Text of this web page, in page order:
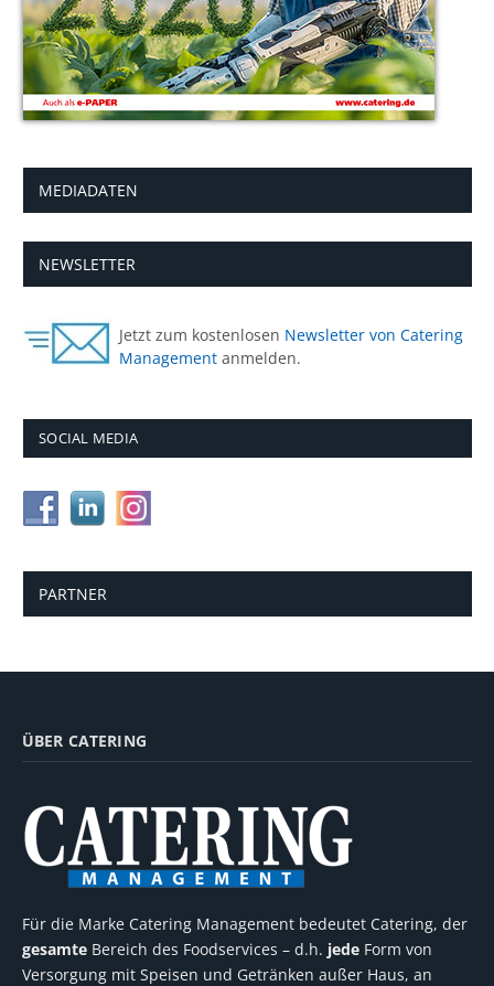
MEDIADATEN
NEWSLETTER
Jetzt zum kostenlosen Newsletter von Catering
Management anmelden.
SOCIAL MEDIA
PARTNER
ÜBER CATERING
Für die Marke Catering Management bedeutet Catering, der
gesamte Bereich des Foodservices – d.h. jede Form von
Versorgung mit Speisen und Getränken außer Haus, an